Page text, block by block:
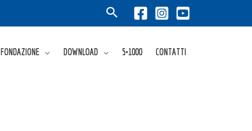
FONDAZIONE DOWNLOAD 5×1000 CONTATTI